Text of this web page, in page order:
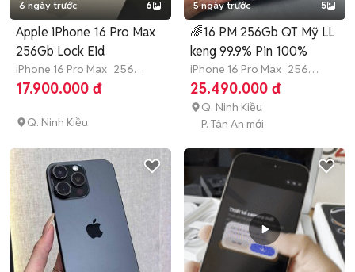
6 ngày trước 6
Apple iPhone 16 Pro Max
256Gb Lock Eid
iPhone 16 Pro Max 256
GB 4-6 tháng
17.900.000 đ
Q. Ninh Kiều
5 ngày trước 5
🌈16 PM 256Gb QT Mỹ LL
keng 99.9% Pin 100%
iPhone 16 Pro Max 256
GB 3 tháng
25.490.000 đ
Q. Ninh Kiều
P. Tân An mới